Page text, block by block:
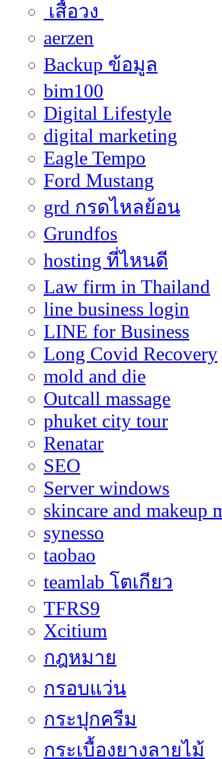
เสื้อวง
aerzen
Backup ข้อมูล
bim100
Digital Lifestyle
digital marketing
Eagle Tempo
Ford Mustang
grd กรดไหลย้อน
Grundfos
hosting ที่ไหนดี
Law firm in Thailand
line business login
LINE for Business
Long Covid Recovery
mold and die
Outcall massage
phuket city tour
Renatar
SEO
Server windows
skincare and makeup
synesso
taobao
teamlab โตเกียว
TFRS9
Xcitium
กฎหมาย
กรอบแว่น
กระปุกครีม
กระเบื้องยางลายไม้